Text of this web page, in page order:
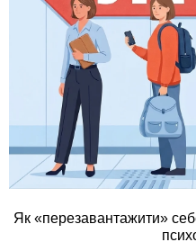
Як «перезавантажити»